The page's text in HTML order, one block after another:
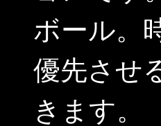
ボール。
優先させ
きます。